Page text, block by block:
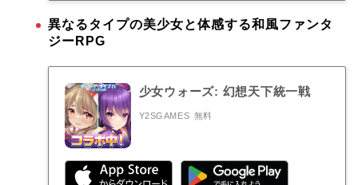
異なるタイプの美少女と体感する和風ファンタ
ジーRPG
少女ウォーズ: 幻想天下統一戦
Y2SGAMES 無料